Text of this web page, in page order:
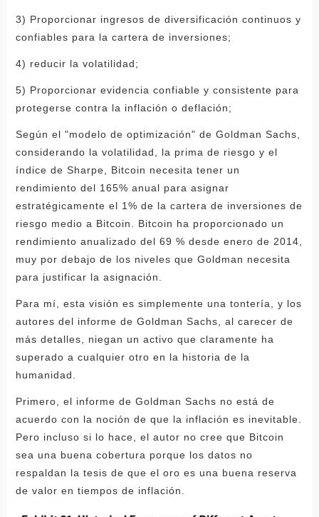
3) Proporcionar ingresos de diversificación continuos y
confiables para la cartera de inversiones;
4) reducir la volatilidad;
5) Proporcionar evidencia confiable y consistente para
protegerse contra la inflación o deflación;
Según el "modelo de optimización" de Goldman Sachs,
considerando la volatilidad, la prima de riesgo y el
índice de Sharpe, Bitcoin necesita tener un
rendimiento del 165% anual para asignar
estratégicamente el 1% de la cartera de inversiones de
riesgo medio a Bitcoin. Bitcoin ha proporcionado un
rendimiento anualizado del 69 % desde enero de 2014,
muy por debajo de los niveles que Goldman necesita
para justificar la asignación.
Para mí, esta visión es simplemente una tontería, y los
autores del informe de Goldman Sachs, al carecer de
más detalles, niegan un activo que claramente ha
superado a cualquier otro en la historia de la
humanidad.
Primero, el informe de Goldman Sachs no está de
acuerdo con la noción de que la inflación es inevitable.
Pero incluso si lo hace, el autor no cree que Bitcoin
sea una buena cobertura porque los datos no
respaldan la tesis de que el oro es una buena reserva
de valor en tiempos de inflación.